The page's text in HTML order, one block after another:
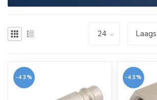
-43% -43%